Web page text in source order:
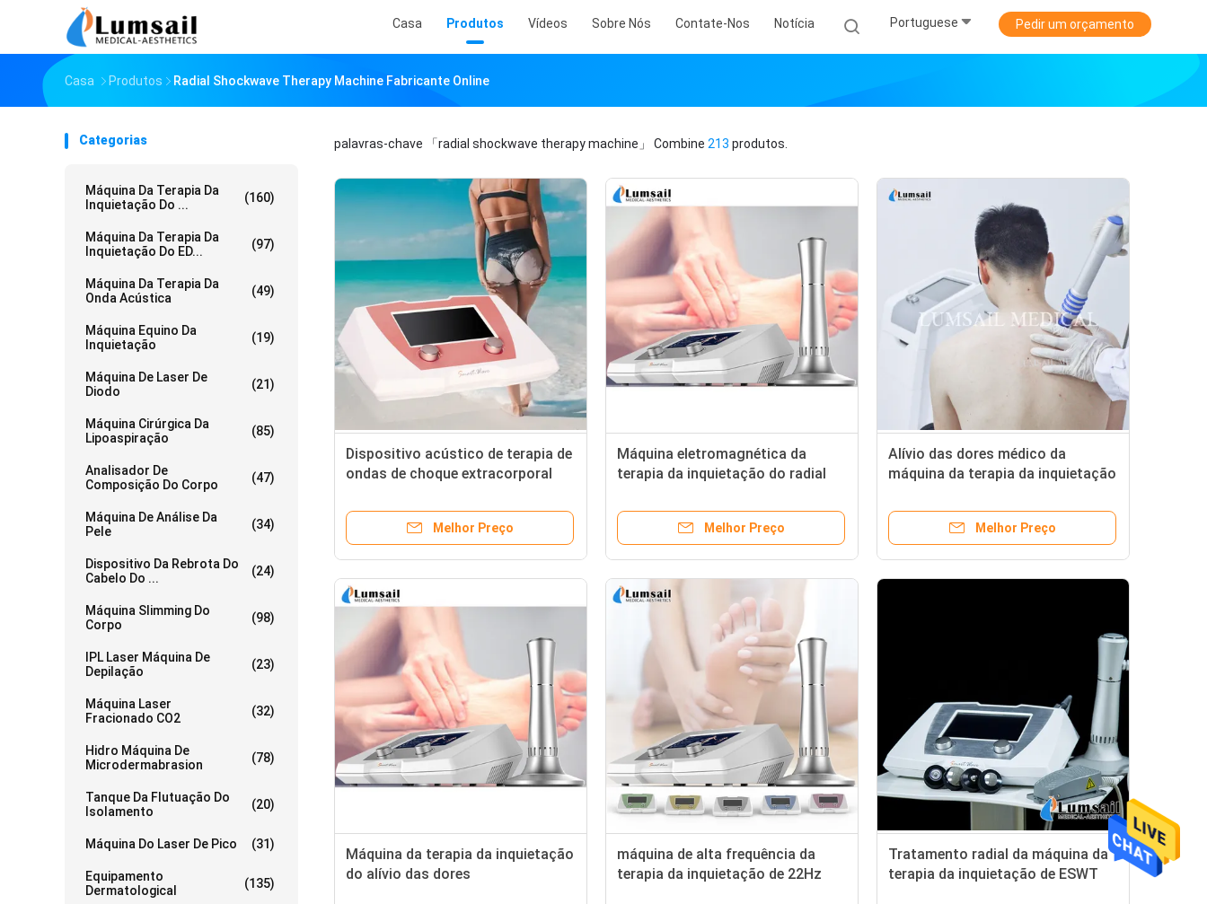
Casa Produtos Vídeos Sobre Nós Contate-Nos Notícia Portuguese Pedir um orçamento
Casa Produtos Radial Shockwave Therapy Machine Fabricante Online
Categorias
Máquina Da Terapia Da
Inquietação Do ...
(160)
Máquina Da Terapia Da
Inquietação Do ED...
(97)
Máquina Da Terapia Da
Onda Acústica
(49)
Máquina Equino Da
Inquietação
(19)
Máquina De Laser De
Diodo
(21)
Máquina Cirúrgica Da
Lipoaspiração
(85)
Analisador De
Composição Do Corpo
(47)
Máquina De Análise Da
Pele
(34)
Dispositivo Da Rebrota Do
Cabelo Do ...
(24)
Máquina Slimming Do
Corpo
(98)
IPL Laser Máquina De
Depilação
(23)
Máquina Laser
Fracionado CO2
(32)
Hidro Máquina De
Microdermabrasion
(78)
Tanque Da Flutuação Do
Isolamento
(20)
Máquina Do Laser De Pico (31)
Equipamento
Dermatological
(135)
palavras-chave 「radial shockwave therapy machine」 Combine 213 produtos.
Dispositivo acústico de terapia de
ondas de choque extracorporal
de ondas de choque
Melhor Preço
Máquina eletromagnética da
terapia da inquietação do radial
esportes do alívio das dores
Melhor Preço
Alívio das dores médico da
máquina da terapia da inquietação
dos esportes
Melhor Preço
Máquina da terapia da inquietação
do alívio das dores
máquina de alta frequência da
terapia da inquietação de 22Hz
Tratamento radial da máquina da
terapia da inquietação de ESWT